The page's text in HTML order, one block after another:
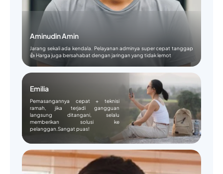
Aminudin Amin
Jarang sekali ada kendala. Pelayanan adminya super cepat tanggap
👍 Harga juga bersahabat dengan jaringan yang tidak lemot
Emilia
Pemasangannya cepat + teknisi
ramah, jika terjadi gangguan
langsung ditangani, selalu
memberikan solusi ke
pelanggan.Sangat puas!